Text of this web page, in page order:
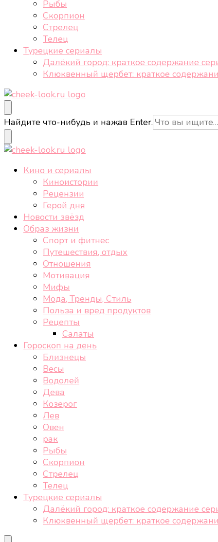
Рыбы
Скорпион
Стрелец
Телец
Турецкие сериалы
Далёкий город: краткое содержание
Клюквенный щербет: краткое
cheek-look.ru
Женский сайт о звездах и кино, а также трендах,
Ищите
что-
то?
Найдите что-нибудь и нажав Enter.
cheek-look.ru
Женский сайт о звездах и кино, а также трендах,
Кино и сериалы
Киноистории
Рецензии
Герой дня
Новости звёзд
Образ жизни
Спорт и фитнес
Путешествия, отдых
Отношения
Мотивация
Мифы
Мода, Тренды, Стиль
Польза и вред продуктов
Рецепты
Салаты
Гороскоп на день
Близнецы
Весы
Водолей
Дева
Козерог
Лев
Овен
рак
Рыбы
Скорпион
Стрелец
Телец
Турецкие сериалы
Далёкий город: краткое содержание
Клюквенный щербет: краткое